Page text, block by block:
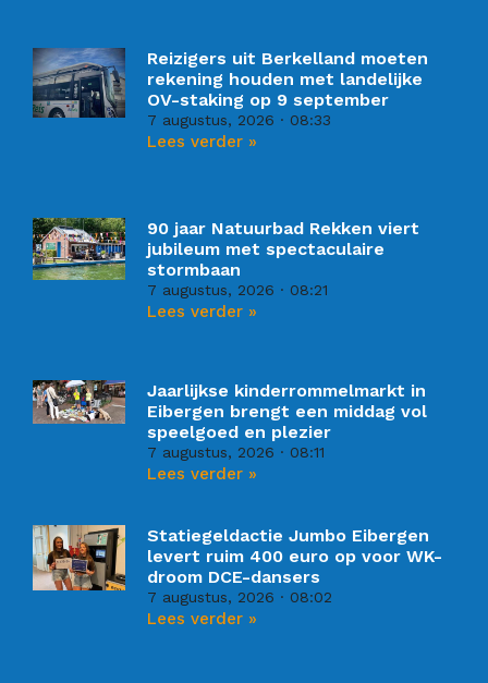
Reizigers uit Berkelland moeten
rekening houden met landelijke
OV-staking op 9 september
7 augustus, 2026 08:33
Lees verder »
90 jaar Natuurbad Rekken viert
jubileum met spectaculaire
stormbaan
7 augustus, 2026 08:21
Lees verder »
Jaarlijkse kinderrommelmarkt in
Eibergen brengt een middag vol
speelgoed en plezier
7 augustus, 2026 08:11
Lees verder »
Statiegeldactie Jumbo Eibergen
levert ruim 400 euro op voor WK-
droom DCE-dansers
7 augustus, 2026 08:02
Lees verder »